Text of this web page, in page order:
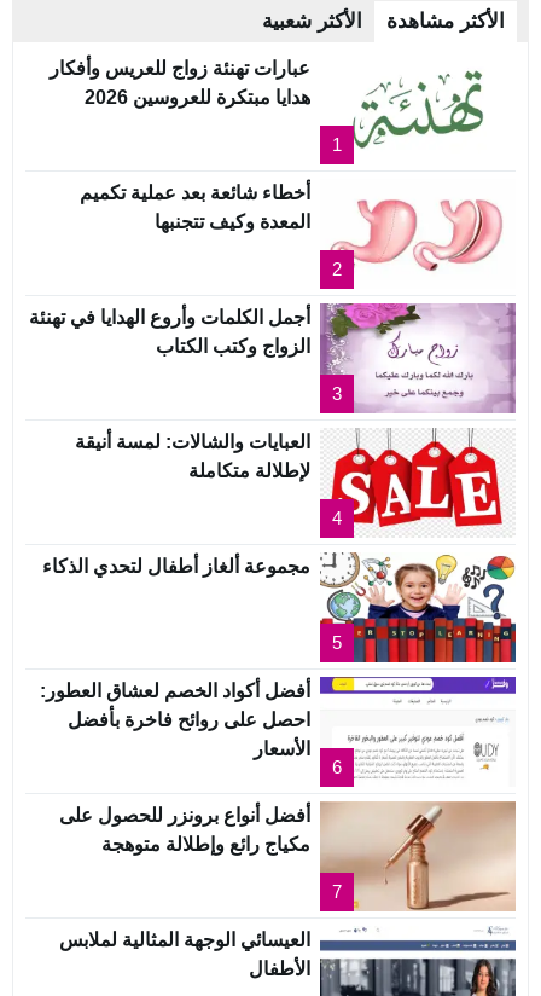
الأكثر مشاهدة الأكثر شعبية
1
عبارات تهنئة زواج للعريس وأفكار
هدايا مبتكرة للعروسين 2026
2
أخطاء شائعة بعد عملية تكميم
المعدة وكيف تتجنبها
3
أجمل الكلمات وأروع الهدايا في تهنئة
الزواج وكتب الكتاب
4
العبايات والشالات: لمسة أنيقة
لإطلالة متكاملة
5
مجموعة ألغاز أطفال لتحدي الذكاء
6
أفضل أكواد الخصم لعشاق العطور:
احصل على روائح فاخرة بأفضل
الأسعار
7
أفضل أنواع برونزر للحصول على
مكياج رائع وإطلالة متوهجة
العيسائي الوجهة المثالية لملابس
الأطفال